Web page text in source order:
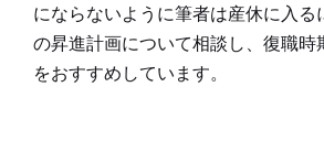
にならないように筆者は産休に入る
の昇進計画について相談し、復職時
をおすすめしています。